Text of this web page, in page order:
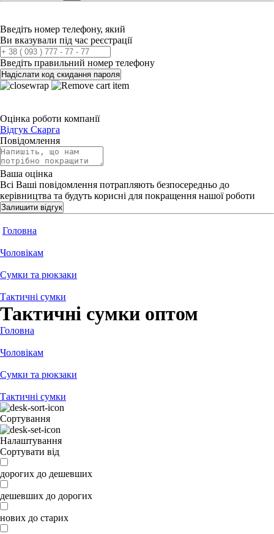
Введіть номер телефону, який
Ви вказували під час реєстрації
Введіть правильний номер телефону
Надіслати код скидання пароля
Оцінка роботи компанії
Відгук Скарга
Повідомлення
Ваша оцінка
Всі Ваші повідомлення потрапляють безпосередньо до
керівництва та будуть корисні для покращення нашої роботи
Залишити відгук
Головна
Чоловікам
Сумки та рюкзаки
Тактичні сумки
Тактичні сумки оптом
Головна
Чоловікам
Сумки та рюкзаки
Тактичні сумки
Сортування
Налаштування
Сортувати від
дорогих до дешевших
дешевших до дорогих
нових до старих